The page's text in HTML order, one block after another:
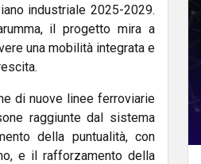
industriale 2025-2029.
il progetto mira a
una mobilità integrata e
di nuove linee ferroviarie
raggiunte dal sistema
della puntualità, con
e il rafforzamento della